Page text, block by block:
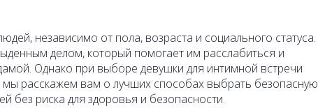
независимо от пола, возраста и социального статуса.
делом, который помогает им расслабиться и
Однако при выборе девушки для интимной встречи
расскажем вам о лучших способах выбрать безопасную
без риска для здоровья и безопасности.